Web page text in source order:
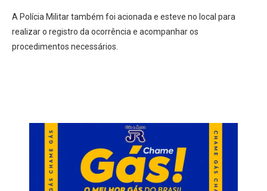
A Polícia Militar também foi acionada e esteve no local para
realizar o registro da ocorrência e acompanhar os
procedimentos necessários.